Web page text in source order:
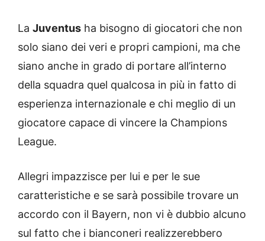
La Juventus ha bisogno di giocatori che non
solo siano dei veri e propri campioni, ma che
siano anche in grado di portare all’interno
della squadra quel qualcosa in più in fatto di
esperienza internazionale e chi meglio di un
giocatore capace di vincere la Champions
League.
Allegri impazzisce per lui e per le sue
caratteristiche e se sarà possibile trovare un
accordo con il Bayern, non vi è dubbio alcuno
sul fatto che i bianconeri realizzerebbero